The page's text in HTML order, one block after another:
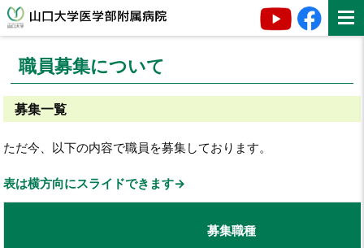
職員募集について
募集一覧
ただ今、以下の内容で職員を募集しております。
表は横方向にスライドできます→
募集職種